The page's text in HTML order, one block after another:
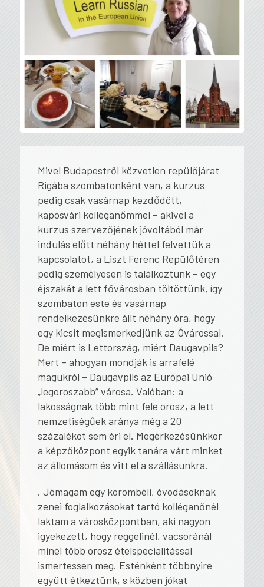
Mivel Budapestről közvetlen repülőjárat
Rigába szombatonként van, a kurzus
pedig csak vasárnap kezdődött,
kaposvári kolléganőmmel – akivel a
kurzus szervezőjének jóvoltából már
indulás előtt néhány héttel felvettük a
kapcsolatot, a Liszt Ferenc Repülőtéren
pedig személyesen is találkoztunk – egy
éjszakát a lett fővárosban töltöttünk, így
szombaton este és vasárnap
rendelkezésünkre állt néhány óra, hogy
egy kicsit megismerkedjünk az Óvárossal.
De miért is Lettország, miért Daugavpils?
Mert – ahogyan mondják is arrafelé
magukról – Daugavpils az Európai Unió
„legoroszabb” városa. Valóban: a
lakosságnak több mint fele orosz, a lett
nemzetiségűek aránya még a 20
százalékot sem éri el. Megérkezésünkkor
a képzőközpont egyik tanára várt minket
az állomásom és vitt el a szállásunkra.
. Jómagam egy korombéli, óvodásoknak
zenei foglalkozásokat tartó kolléganőnél
laktam a városközpontban, aki nagyon
igyekezett, hogy reggelinél, vacsoránál
minél több orosz ételspecialitással
ismertessen meg. Esténként többnyire
együtt étkeztünk, s közben jókat